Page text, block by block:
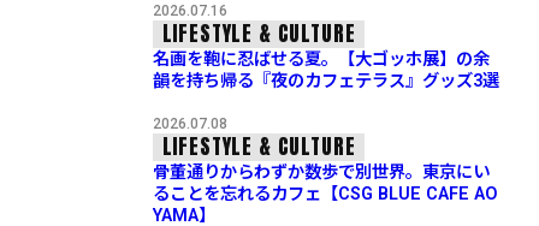
2026.07.16
LIFESTYLE & CULTURE
名画を鞄に忍ばせる夏。【大ゴッホ展】の余
韻を持ち帰る『夜のカフェテラス』グッズ3選
2026.07.08
LIFESTYLE & CULTURE
骨董通りからわずか数歩で別世界。東京にい
ることを忘れるカフェ【CSG BLUE CAFE AO
YAMA】